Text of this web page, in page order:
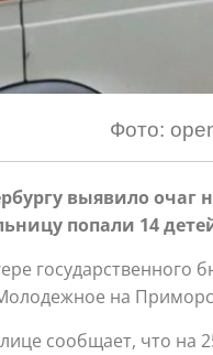
Фото:
выявило
попали 14
на
сообщает, что на